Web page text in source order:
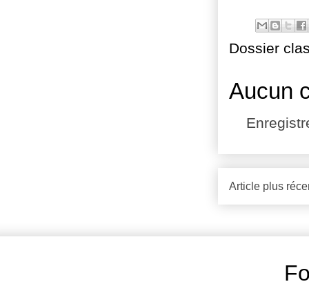
Dossier
Aucun
Article plus